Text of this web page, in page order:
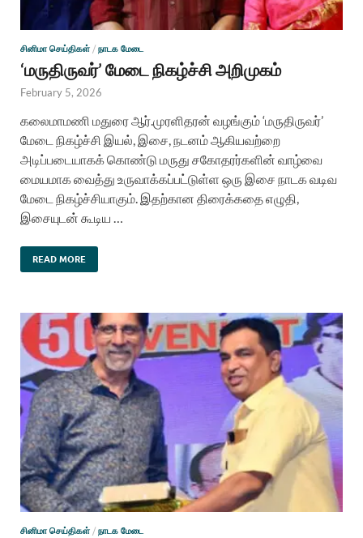
சினிமா செய்திகள் / நாடக மேடை
‘மருதிருவர்’ மேடை நிகழ்ச்சி அறிமுகம்
February 5, 2026
கலைமாமணி மதுரை ஆர்.முரளிதரன் வழங்கும் ‘மருதிருவர்’
மேடை நிகழ்ச்சி இயல், இசை, நடனம் ஆகியவற்றை
அடிப்படையாகக் கொண்டு மருது சகோதரர்களின் வாழ்வை
மையமாக வைத்து உருவாக்கப்பட்டுள்ள ஒரு இசை நாடக வடிவ
மேடை நிகழ்ச்சியாகும். இதற்கான திரைக்கதை எழுதி,
இசையுடன் கூடிய …
READ MORE
சினிமா செய்திகள் / நாடக மேடை